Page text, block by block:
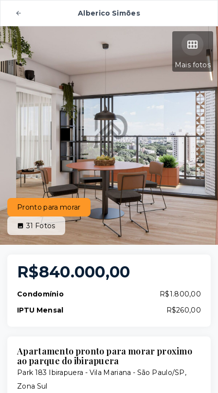
Alberico Simões
Mais fotos
Pronto para morar
31 Fotos
R$840.000,00
Condomínio
R$1.800,00
IPTU Mensal
R$260,00
Apartamento pronto para morar proximo
ao parque do ibirapuera
Park 183 Ibirapuera - Vila Mariana - São Paulo/SP,
Zona Sul